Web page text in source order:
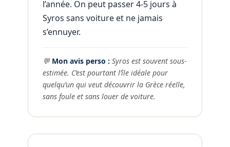
l’année. On peut passer 4-5 jours à
Syros sans voiture et ne jamais
s’ennuyer.
💬 Mon avis perso : Syros est souvent sous-
estimée. C’est pourtant l’île idéale pour
quelqu’un qui veut découvrir la Grèce réelle,
sans foule et sans louer de voiture.